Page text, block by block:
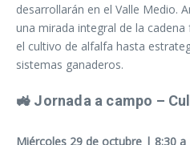
desarrollarán en el Valle Medio.
una mirada integral de la
el cultivo de alfalfa hasta
sistemas ganaderos.
🚜 Jornada a campo –
Miércoles 29 de octubre | 8:30 a